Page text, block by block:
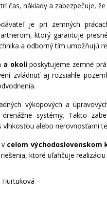
čas, náklady a zabezpečuje,
je pri zemných
ktorý garantuje
a odborný tím umožňujú
a okolíposkytujeme zemné
zvládnuť aj rozsiahle
výkopových a
systémy. Takto
vlhkosťou alebo nerovnosťami
celom východoslovenskom
ktoré uľahčuje
Hurtuková